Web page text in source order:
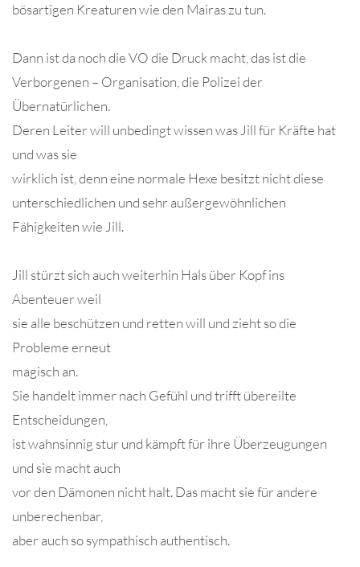
bösartigen Kreaturen wie den Mairas zu tun.
Dann ist da noch die VO die Druck macht, das ist die
Verborgenen – Organisation, die Polizei der
Übernatürlichen.
Deren Leiter will unbedingt wissen was Jill für Kräfte hat
und was sie
wirklich ist, denn eine normale Hexe besitzt nicht diese
unterschiedlichen und sehr außergewöhnlichen
Fähigkeiten wie Jill.
Jill stürzt sich auch weiterhin Hals über Kopf ins
Abenteuer weil
sie alle beschützen und retten will und zieht so die
Probleme erneut
magisch an.
Sie handelt immer nach Gefühl und trifft übereilte
Entscheidungen,
ist wahnsinnig stur und kämpft für ihre Überzeugungen
und sie macht auch
vor den Dämonen nicht halt. Das macht sie für andere
unberechenbar,
aber auch so sympathisch authentisch.